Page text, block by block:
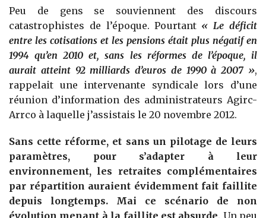
Peu de gens se souviennent des discours
catastrophistes de l’époque. Pourtant « Le déficit
entre les cotisations et les pensions était plus négatif en
1994 qu’en 2010 et, sans les réformes de l’époque, il
aurait atteint 92 milliards d’euros de 1990 à 2007 »,
rappelait une intervenante syndicale lors d’une
réunion d’information des administrateurs Agirc-
Arrco à laquelle j’assistais le 20 novembre 2012.
Sans cette réforme, et sans un pilotage de leurs
paramètres, pour s’adapter à leur
environnement, les retraites complémentaires
par répartition auraient évidemment fait faillite
depuis longtemps. Mai ce scénario de non
évolution menant à la faillite est absurde. Un peu